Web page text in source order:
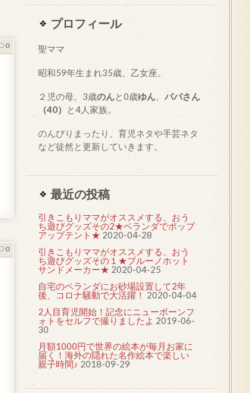
0
0
プロフィール
聖ママ
昭和59年生まれ35歳、乙女座。
２児の母。3歳のんと0歳ゆん、 パパさん
（40）
と4人家族。
のんびりまったり、育児ネタや手芸ネタ
など徒然と更新していきます。
最近の投稿
引きこもりママがオススメする、おう
ち遊びグッズその2★ベランダでポップ
アップテント★ 2020-04-28
引きこもりママがオススメする、おう
ち遊びグッズその１★ブルーノホット
サンドメーカー★ 2020-04-25
自宅のベランダにお砂場設置して2年
後、コロナ騒動で大活躍！ 2020-04-04
2人目育児開始！記念にニューボーンフ
ォトをセルフで撮りましたよ 2019-06-
30
月額1000円で世界の絵本が毎月お家に
届く！海外の隠れた名作絵本で楽しい
親子時間♪ 2018-09-29